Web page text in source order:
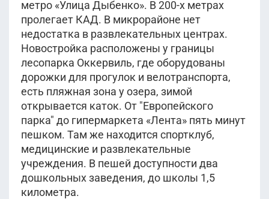
метро «Улица Дыбенко». В 200-х метрах
пролегает КАД. В микрорайоне нет
недостатка в развлекательных центрах.
Новостройка расположены у границы
лесопарка Оккервиль, где оборудованы
дорожки для прогулок и велотранспорта,
есть пляжная зона у озера, зимой
открывается каток. От "Европейского
парка" до гипермаркета «Лента» пять минут
пешком. Там же находится спортклуб,
медицинские и развлекательные
учреждения. В пешей доступности два
дошкольных заведения, до школы 1,5
километра.